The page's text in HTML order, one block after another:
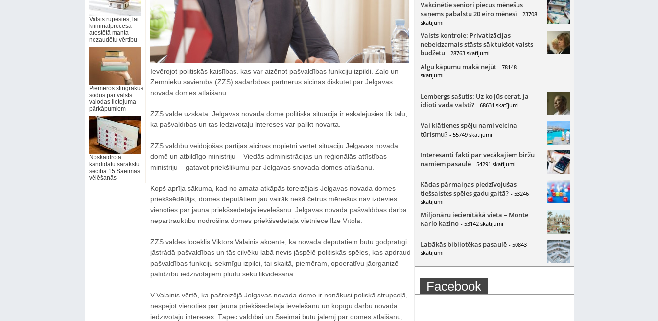
Valsts rūpēsies, lai
kriminālprocesā
arestētā manta
nezaudētu vērtību
Piemēros stingrākus
sodus par valsts
valodas lietojuma
pārkāpumiem
Noskaidrota
kandidātu sarakstu
secība 15.Saeimas
vēlēšanās
Ievērojot politiskās kaislības, kas var aizēnot pašvaldības funkciju izpildi, Zaļo un
Zemnieku savienība (ZZS) sadarbības partnerus aicinās diskutēt par Jelgavas
novada domes atlaišanu.
ZZS valde uzskata: Jelgavas novada domē politiskā situācija ir eskalējusies tik tālu,
ka pašvaldības un tās iedzīvotāju intereses var palikt novārtā.
ZZS valdību veidojošās partijas aicinās nopietni vērtēt situāciju Jelgavas novada
domē un atbildīgo ministriju – Viedās administrācijas un reģionālās attīstības
ministriju – gatavot priekšlikumu par Jelgavas snovada domes atlaišanu.
Kopš aprīļa sākuma, kad no amata atkāpās toreizējais Jelgavas novada domes
priekšsēdētājs, domes deputātiem jau vairāk nekā četrus mēnešus nav izdevies
vienoties par jauna priekšsēdētāja ievēlēšanu. Jelgavas novada pašvaldības darba
nepārtrauktību nodrošina domes priekšsēdētāja vietniece Ilze Vītola.
ZZS valdes loceklis Viktors Valainis akcentē, ka novada deputātiem būtu godprātīgi
jāstrādā pašvaldības un tās cilvēku labā nevis jāspēlē politiskās spēles, kas apdraud
pašvaldības funkciju sekmīgu izpildi, tai skaitā, piemēram, opoeratīvu jāorganizē
palīdzību iedzīvotājiem plūdu seku likvidēšanā.
V.Valainis vērtē, ka pašreizējā Jelgavas novada dome ir nonākusi poliskā strupceļā,
nespējot vienoties par jauna priekšsēdētāja ievēlēšanu un kopīgu darbu novada
iedzīvotāju interesēs. Tāpēc valdībai un Saeimai būtu jālemj par domes atlaišanu,
Vakcinētie seniori piecus mēnešus
saņems pabalstu 20 eiro mēnesī - 23708
skatījumi
Valsts kontrole: Privatizācijas
nebeidzamais stāsts sāk tukšot valsts
budžetu - 28763 skatījumi
Algu kāpumu makā nejūt - 78148
skatījumi
Lembergs sašutis: Uz ko jūs cerat, ja
idioti vada valsti? - 68631 skatījumi
Vai klātienes spēļu nami veicina
tūrismu? - 55749 skatījumi
Interesanti fakti par vecākajiem biržu
namiem pasaulē - 54291 skatījumi
Kādas pārmaiņas piedzīvojušas
tiešsaistes spēles gadu gaitā? - 53246
skatījumi
Miljonāru iecienītākā vieta – Monte
Karlo kazino - 53142 skatījumi
Labākās bibliotēkas pasaulē - 50843
skatījumi
Facebook